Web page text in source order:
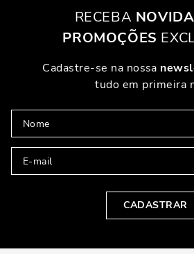
RECEBA
PROMOÇÕES
Cadastre-se na nossa
tudo em primeira
CADASTRAR